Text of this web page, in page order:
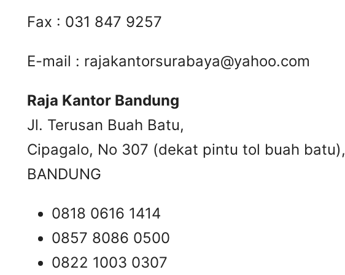
Fax : 031 847 9257
E-mail : rajakantorsurabaya@yahoo.com
Raja Kantor Bandung
Jl. Terusan Buah Batu,
Cipagalo, No 307 (dekat pintu tol buah batu),
BANDUNG
0818 0616 1414
0857 8086 0500
0822 1003 0307